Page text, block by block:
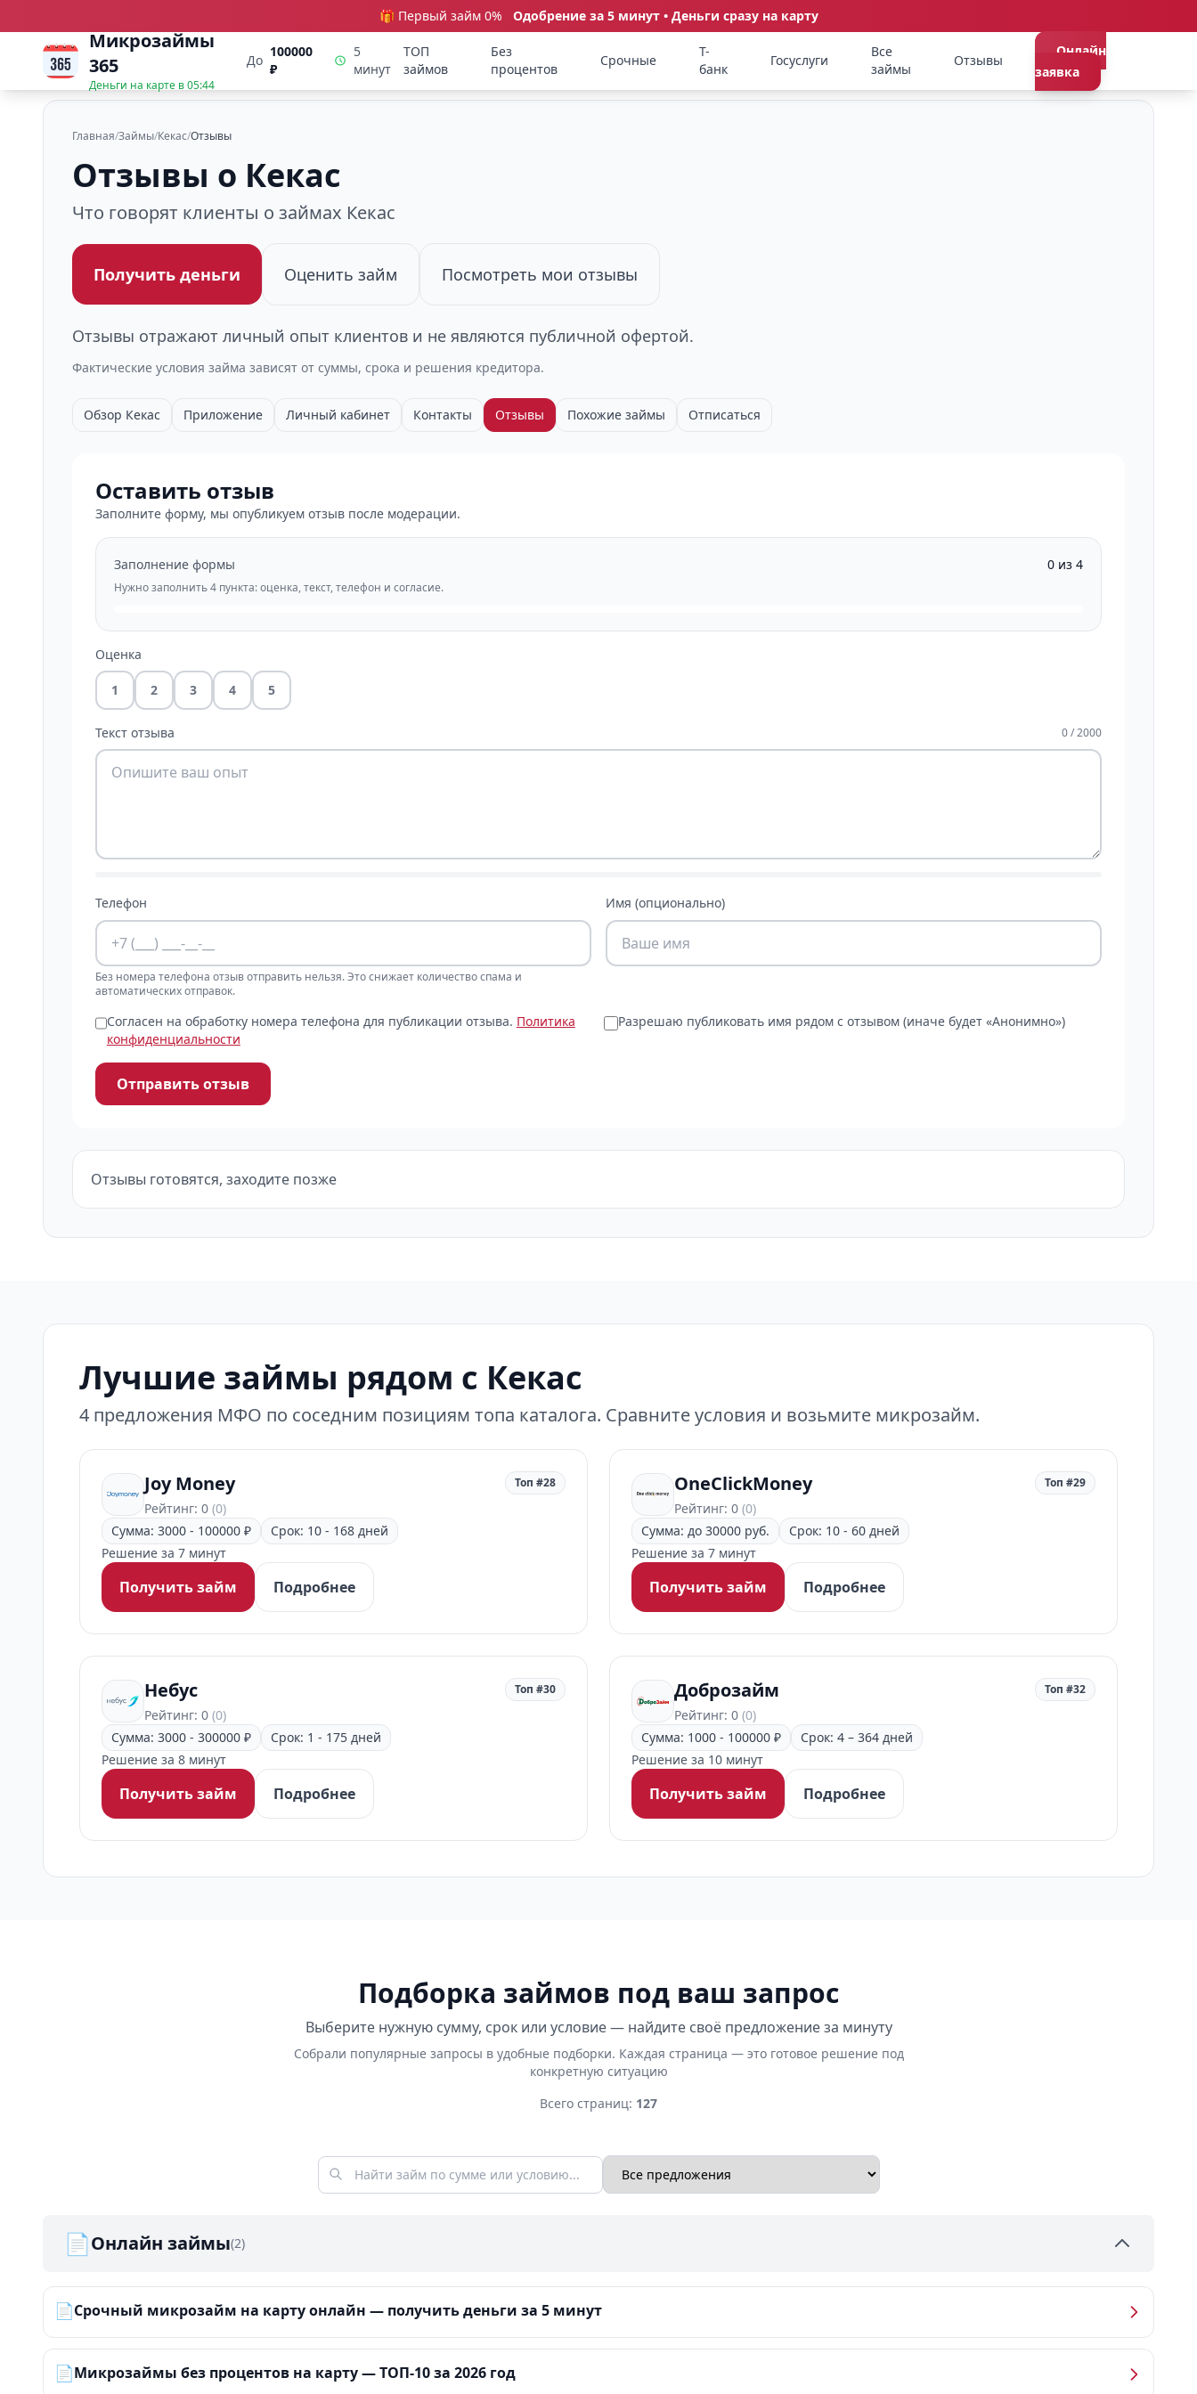
🎁 Первый займ 0% Одобрение за 5 минут • Деньги сразу на карту
Микрозаймы
365
Деньги на карте в05:44
До
100000
₽
5
минут
ТОП
займов
Без
процентов
Срочные
Т-
банк
Госуслуги
Все
займы
Отзывы
Онлайн
заявка
Главная/Займы/Кекас/Отзывы
Отзывы о Кекас
Что говорят клиенты о займах Кекас
Получить деньги Оценить займ Посмотреть мои отзывы
Отзывы отражают личный опыт клиентов и не являются публичной офертой.
Фактические условия займа зависят от суммы, срока и решения кредитора.
Обзор Кекас Приложение Личный кабинет Контакты Отзывы Похожие займы Отписаться
Оставить отзыв
Заполните форму, мы опубликуем отзыв после модерации.
Заполнение формы 0 из 4
Нужно заполнить 4 пункта: оценка, текст, телефон и согласие.
Оценка
1 2 3 4 5
Текст отзыва 0 / 2000
Телефон
Без номера телефона отзыв отправить нельзя. Это снижает количество спама и
автоматических отправок.
Имя (опционально)
Согласен на обработку номера телефона для публикации отзыва. Политика
конфиденциальности
Разрешаю публиковать имя рядом с отзывом (иначе будет «Анонимно»)
Отправить отзыв
Отзывы готовятся, заходите позже
Лучшие займы рядом с Кекас
4 предложения МФО по соседним позициям топа каталога. Сравните условия и возьмите микрозайм.
Joy Money
Рейтинг: 0 (0)
Топ #28
Сумма: 3000 - 100000 ₽
Срок: 10 - 168 дней
Решение за 7 минут
Получить займ Подробнее
OneClickMoney
Рейтинг: 0 (0)
Топ #29
Сумма: до 30000 руб.
Срок: 10 - 60 дней
Решение за 7 минут
Получить займ Подробнее
Небус
Рейтинг: 0 (0)
Топ #30
Сумма: 3000 - 300000 ₽
Срок: 1 - 175 дней
Решение за 8 минут
Получить займ Подробнее
Доброзайм
Рейтинг: 0 (0)
Топ #32
Сумма: 1000 - 100000 ₽
Срок: 4 – 364 дней
Решение за 10 минут
Получить займ Подробнее
Подборка займов под ваш запрос
Выберите нужную сумму, срок или условие — найдите своё предложение за минуту
Собрали популярные запросы в удобные подборки. Каждая страница — это готовое решение под
конкретную ситуацию
Всего страниц: 127
📄Онлайн займы(2)
📄Срочный микрозайм на карту онлайн — получить деньги за 5 минут
📄Микрозаймы без процентов на карту — ТОП-10 за 2026 год